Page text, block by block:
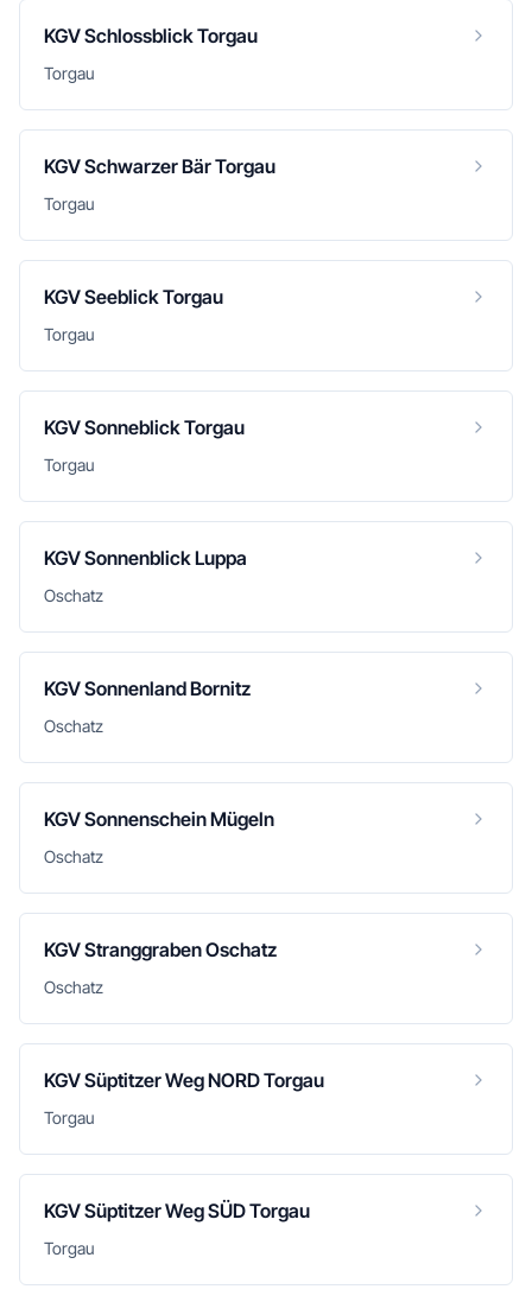
KGV Schlossblick Torgau
Torgau
KGV Schwarzer Bär Torgau
Torgau
KGV Seeblick Torgau
Torgau
KGV Sonneblick Torgau
Torgau
KGV Sonnenblick Luppa
Oschatz
KGV Sonnenland Bornitz
Oschatz
KGV Sonnenschein Mügeln
Oschatz
KGV Stranggraben Oschatz
Oschatz
KGV Süptitzer Weg NORD Torgau
Torgau
KGV Süptitzer Weg SÜD Torgau
Torgau